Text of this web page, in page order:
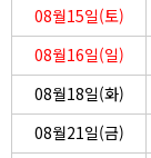
08월15일(토)
08월16일(일)
08월18일(화)
08월21일(금)